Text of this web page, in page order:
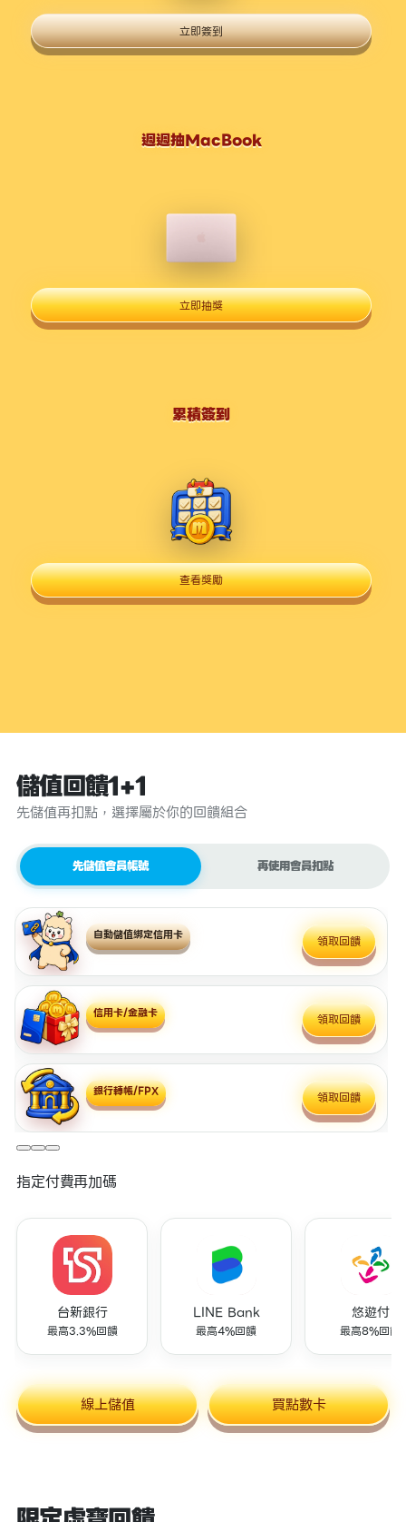
立即簽到
週週抽MacBook
立即抽獎
累積簽到
查看獎勵
儲值回饋1+1
先儲值再扣點，選擇屬於你的回饋組合
先儲值會員帳號 再使用會員扣點
自動儲值綁定信用卡 領取回饋
信用卡/金融卡 領取回饋
銀行轉帳/FPX 領取回饋
指定付費再加碼
台新銀行
最高3.3%回饋
LINE Bank
最高4%回饋
悠遊付
最高8%回饋
線上儲值 買點數卡